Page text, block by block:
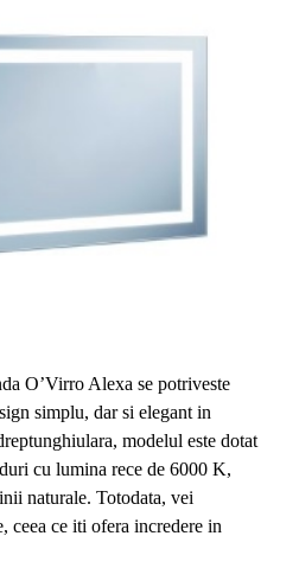
O’Virro Alexa se potriveste
simplu, dar si elegant in
modelul este dotat
cu lumina rece de 6000 K,
naturale. Totodata, vei
ceea ce iti ofera incredere in